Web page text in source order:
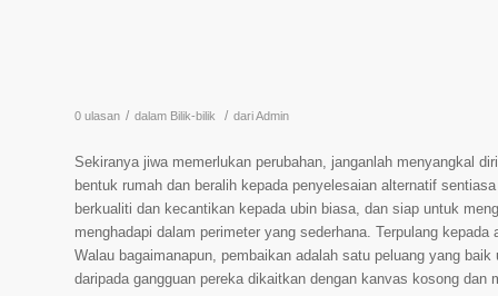
0 ulasan / dalam Bilik-bilik / dariAdmin
Sekiranya jiwa memerlukan perubahan, janganlah menyangkal
bentuk rumah dan beralih kepada penyelesaian alternatif
berkualiti dan kecantikan kepada ubin biasa, dan siap untuk
menghadapi dalam perimeter yang sederhana. Terpulang
Walau bagaimanapun, pembaikan adalah satu peluang yang
daripada gangguan pereka dikaitkan dengan kanvas kosong dan